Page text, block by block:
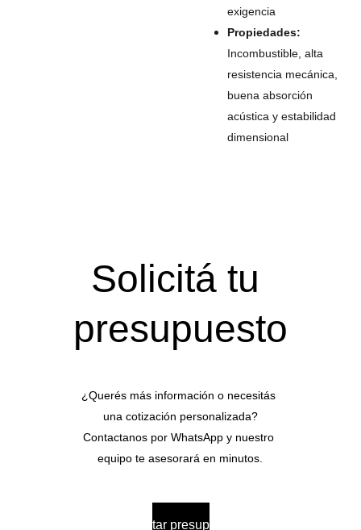
exigencia
Propiedades:
Incombustible, alta
resistencia mecánica,
buena absorción
acústica y estabilidad
dimensional
Solicitá tu
presupuesto
¿Querés más información o necesitás
una cotización personalizada?
Contactanos por WhatsApp y nuestro
equipo te asesorará en minutos.
Solicitar presupuesto